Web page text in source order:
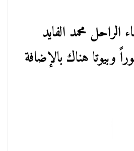
الراحل محمد الفايد
هناك بالإضافة